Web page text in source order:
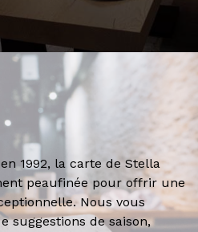
1992, la carte de Stella
peaufinée pour offrir une
Nous vous
suggestions de saison,